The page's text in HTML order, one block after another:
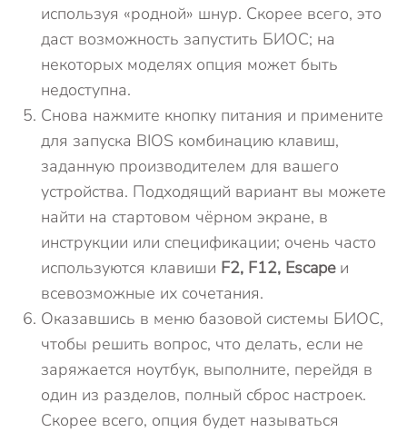
используя «родной» шнур. Скорее всего, это
даст возможность запустить БИОС; на
некоторых моделях опция может быть
недоступна.
Снова нажмите кнопку питания и примените
для запуска BIOS комбинацию клавиш,
заданную производителем для вашего
устройства. Подходящий вариант вы можете
найти на стартовом чёрном экране, в
инструкции или спецификации; очень часто
используются клавиши F2, F12, Escapeи
всевозможные их сочетания.
Оказавшись в меню базовой системы БИОС,
чтобы решить вопрос, что делать, если не
заряжается ноутбук, выполните, перейдя в
один из разделов, полный сброс настроек.
Скорее всего, опция будет называться